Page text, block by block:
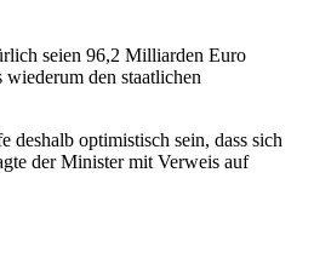
seien 96,2 Milliarden Euro
wiederum den staatlichen
deshalb optimistisch sein, dass sich
der Minister mit Verweis auf